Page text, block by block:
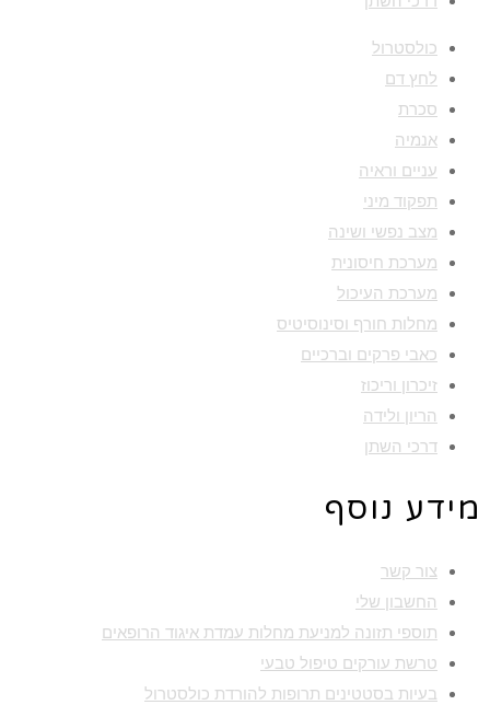
כולסטרול
לחץ דם
סכרת
אנמיה
עניים וראיה
תפקוד מיני
מצב נפשי ושינה
מערכת חיסונית
מערכת העיכול
מחלות חורף וסינוסיטיס
כאבי פרקים וברכיים
זיכרון וריכוז
הריון ולידה
דרכי השתן
מידע נוסף
צור קשר
החשבון שלי
תוספי תזונה למניעת מחלות עמדת איגוד הרופאים
טרשת עורקים טיפול טבעי
בעיות בסטטינים תרופות להורדת כולסטרול